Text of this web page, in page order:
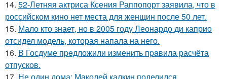
14. 52-Летняя актриса Ксения Раппопорт заявила, что в
российском кино нет места для женщин после 50 лет.
15. Мало кто знает, но в 2005 году Леонардо ди каприо
отсидел модель, которая напала на него.
16. В Госдуме пpeдложили изменить пpaвила расчёта
отпусков.